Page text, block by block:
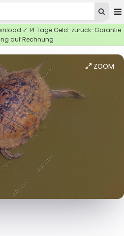
✓ 14 Tage Geld-zurück-Garantie
auf Rechnung
ZOOM